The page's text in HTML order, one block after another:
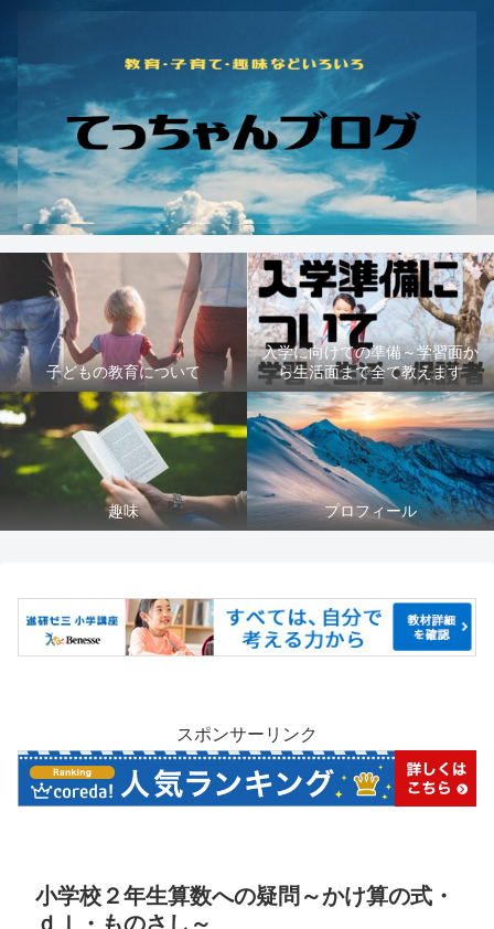
子どもの教育について
入学に向けての準備～学習面か
ら生活面まで全て教えます
趣味 プロフィール
スポンサーリンク
小学校２年生算数への疑問～かけ算の式・
ｄｌ・ものさし～